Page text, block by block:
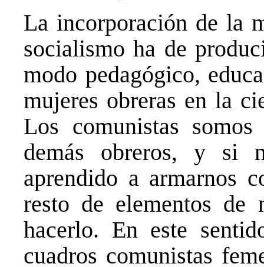
La incorporación de la
socialismo ha de
modo pedagógico,
mujeres obreras en la
Los comunistas
demás obreros, y si
aprendido a armarnos
resto de elementos de
hacerlo. En este
cuadros comunistas